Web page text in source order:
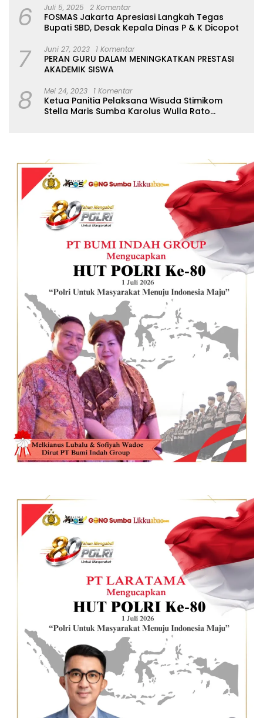
6 Juli 5, 2025 2 Komentar
FOSMAS Jakarta Apresiasi Langkah Tegas
Bupati SBD, Desak Kepala Dinas P & K Dicopot
7 Juni 27, 2023 1 Komentar
PERAN GURU DALAM MENINGKATKAN PRESTASI
AKADEMIK SISWA
8 Mei 24, 2023 1 Komentar
Ketua Panitia Pelaksana Wisuda Stimikom
Stella Maris Sumba Karolus Wulla Rato